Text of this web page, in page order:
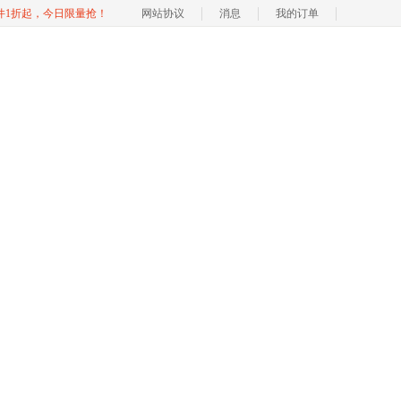
1折起，今日限量抢！ 网站协议 消息 我的订单